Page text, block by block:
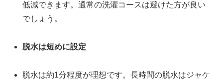
低減できます。通常の洗濯コースは避けた方が良い
でしょう。
脱水は短めに設定
脱水は約1分程度が理想です。長時間の脱水はジャケ